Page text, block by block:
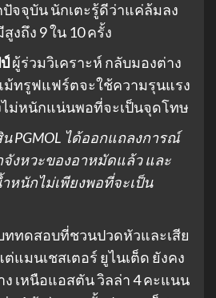
จจุบัน นักเตะรู้ดีว่าแค่ล้มลง
ถึง 9 ใน 10 ครั้ง
ผู้ร่วมวิเคราะห์ กลับมองต่าง
ม้ทรูฟแฟร์ตจะใช้ความรุนแรง
ม่หนักแน่นพอที่จะเป็นจุดโทษ
PGMOL ได้ออกแถลงการณ์
จังหวะของอาหมัดแล้ว และ
หนักไม่เพียงพอที่จะเป็น
ทดสอบที่ชวนปวดหัวและเสีย
แมนเชสเตอร์ ยูไนเต็ด ยังคง
ง เหนือแอสตัน วิลล่า 4 คะแนน